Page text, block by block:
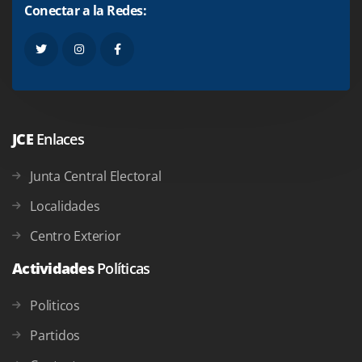
Conectar a la Redes:
JCE Enlaces
Junta Central Electoral
Localidades
Centro Exterior
ActividadesPolíticas
Politicos
Partidos